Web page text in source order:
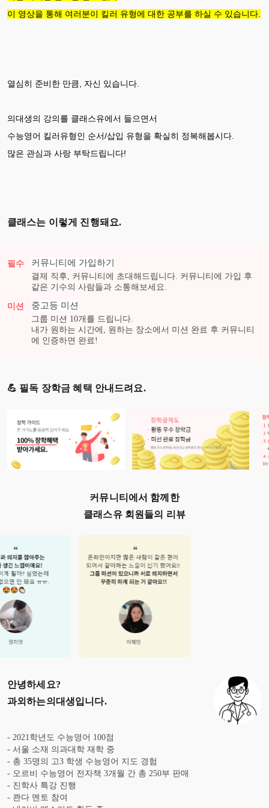
이 영상을 통해 여러분이 킬러 유형에 대한 공부를 하실 수 있습니다.
열심히 준비한 만큼, 자신 있습니다.
의대생의 강의를 클래스유에서 들으면서
수능영어 킬러유형인 순서/삽입 유형을 확실히 정복해봅시다.
많은 관심과 사랑 부탁드립니다!
클래스는 이렇게 진행돼요.
필수 커뮤니티에 가입하기
결제 직후, 커뮤니티에 초대해드립니다. 커뮤니티에 가입 후
같은 기수의 사람들과 소통해보세요.
미션 중고등 미션
그룹 미션 10개를 드립니다.
내가 원하는 시간에, 원하는 장소에서 미션 완료 후 커뮤니티
에 인증하면 완료!
💪 필독 장학금 혜택 안내드려요.
커뮤니티에서 함께한
클래스유 회원들의 리뷰
안녕하세요?
과외하는의대생입니다.
- 2021학년도 수능영어 100점
- 서울 소재 의과대학 재학 중
- 총 35명의 고3 학생 수능영어 지도 경험
- 오르비 수능영어 전자책 3개월 간 총 250부 판매
- 진학사 특강 진행
- 콴다 멘토 참여